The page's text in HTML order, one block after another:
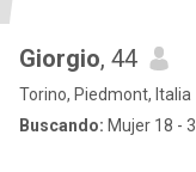
Giorgio, 44
Torino, Piedmont, Italia
Buscando: Mujer 18 -